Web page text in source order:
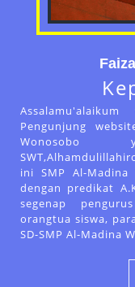
Pengunjung
Wonosobo
ini SMP Al-Madina
dengan predikat
segenap
orangtua siswa,
SD-SMP Al-Madina